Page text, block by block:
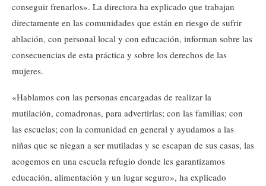
conseguir frenarlos». La directora ha explicado que trabajan
directamente en las comunidades que están en riesgo de sufrir
ablación, con personal local y con educación, informan sobre las
consecuencias de esta práctica y sobre los derechos de las
mujeres.
«Hablamos con las personas encargadas de realizar la
mutilación, comadronas, para advertirlas; con las familias; con
las escuelas; con la comunidad en general y ayudamos a las
niñas que se niegan a ser mutiladas y se escapan de sus casas, las
acogemos en una escuela refugio donde les garantizamos
educación, alimentación y un lugar seguro», ha explicado